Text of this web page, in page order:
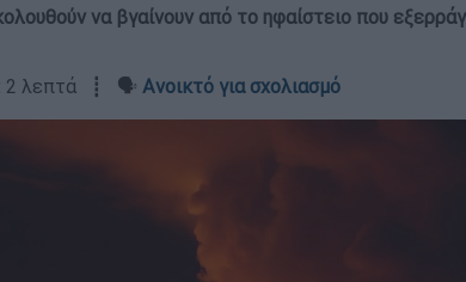
να βγαίνουν από το ηφαίστειο που
2 λεπτά ┋ 🗣️ Ανοικτό για σχολιασμό